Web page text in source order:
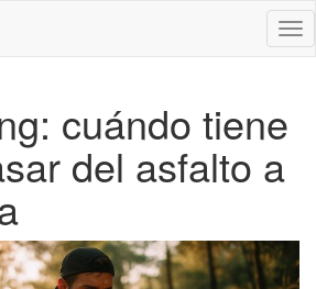
cuándo tiene
del asfalto a